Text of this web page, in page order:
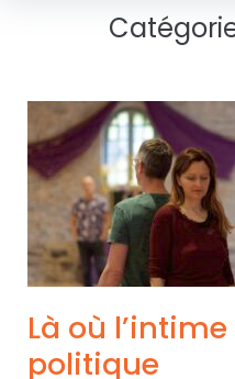
Là où
politique